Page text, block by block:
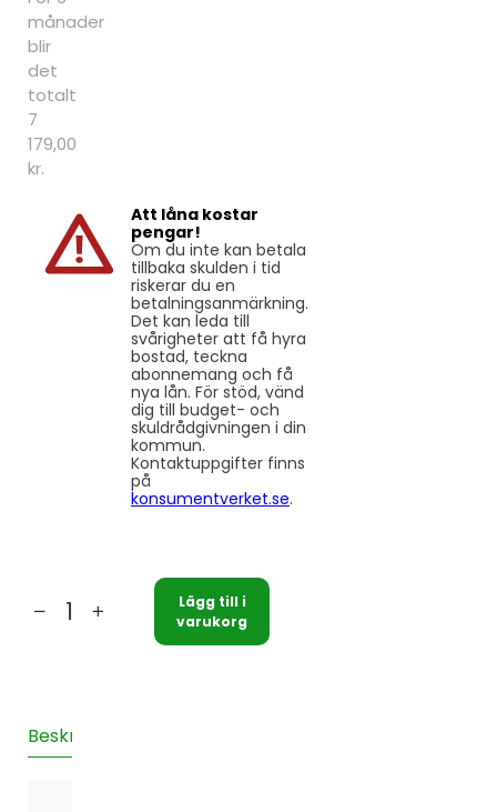
månader
blir
det
totalt
7
179,00
kr.
Att låna kostar
pengar!
Om du inte kan betala
tillbaka skulden i tid
riskerar du en
betalningsanmärkning.
Det kan leda till
svårigheter att få hyra
bostad, teckna
abonnemang och få
nya lån. För stöd, vänd
dig till budget- och
skuldrådgivningen i din
kommun.
Kontaktuppgifter finns
på
konsumentverket.se.
Nibe
Lägg till i
varukorg
Beskrivning